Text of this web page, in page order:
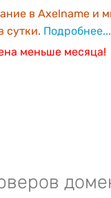
в Axelname и
сутки. Подробнее...
меньше месяца!